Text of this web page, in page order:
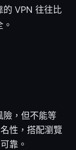
的 VPN 往往比
險，但不能等
性，搭配瀏覽
靠。